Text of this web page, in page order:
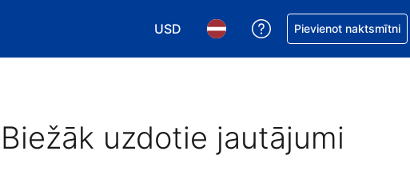
USD
Izvēlēties valūtu. Jūsu pašreizējā valūta
Izvēlēties valodu. Jūsu
Saņemiet palīdzību
Pievienot naktsmītni
Biežāk uzdotie jautājumi